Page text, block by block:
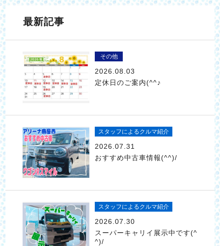
最新記事
その他
2026.08.03
定休日のご案内(^^♪
スタッフによるクルマ紹介
2026.07.31
おすすめ中古車情報(^^)/
スタッフによるクルマ紹介
2026.07.30
スーパーキャリイ展示中です(^
^)/